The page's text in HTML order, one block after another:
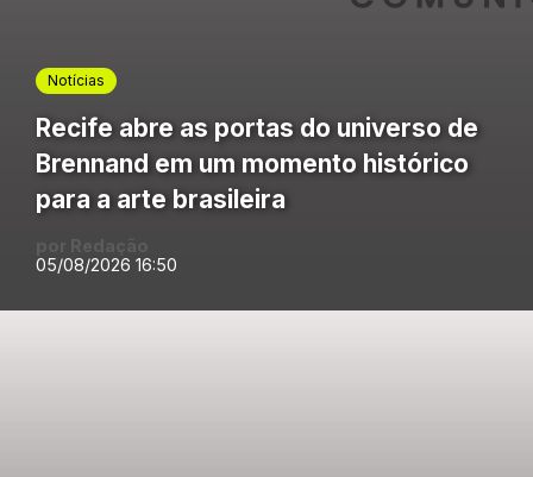
Notícias
Recife abre as portas do universo de
Brennand em um momento histórico
para a arte brasileira
05/08/2026 16:50